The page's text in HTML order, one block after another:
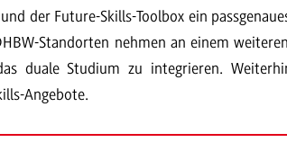
der Future-Skills-Toolbox ein
Standorten nehmen an einem
duale Studium zu integrieren.
Angebote.